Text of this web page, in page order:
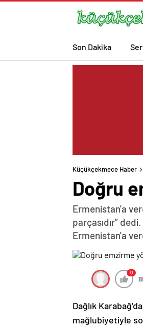
Son Dakika
Küçükçekmece Haber
Doğru
Ermenistan'a
parçasıdır”
Ermenistan'a
0
Dağlık
mağlubiyetiyle